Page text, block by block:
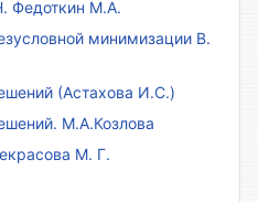
Федоткин М.А.
минимизации В.
(Астахова И.С.)
М.А.Козлова
М. Г.